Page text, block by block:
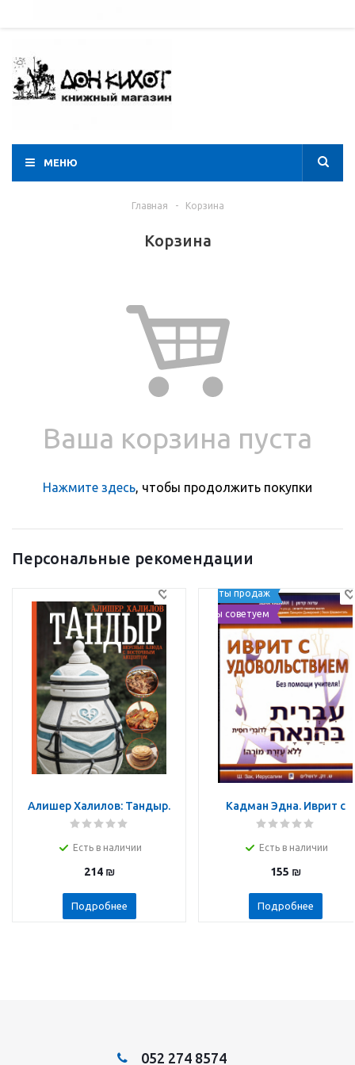
МЕНЮ
Главная - Корзина
Корзина
Ваша корзина пуста
Нажмите здесь, чтобы продолжить покупки
Персональные рекомендации
Алишер Халилов: Тандыр.
Вкусные блюда с восточным
Есть в наличии
214₪
Подробнее
Хиты продаж
Мы советуем
Кадман Эдна. Иврит с
Есть в наличии
155 ₪
Подробнее
052 274 8574